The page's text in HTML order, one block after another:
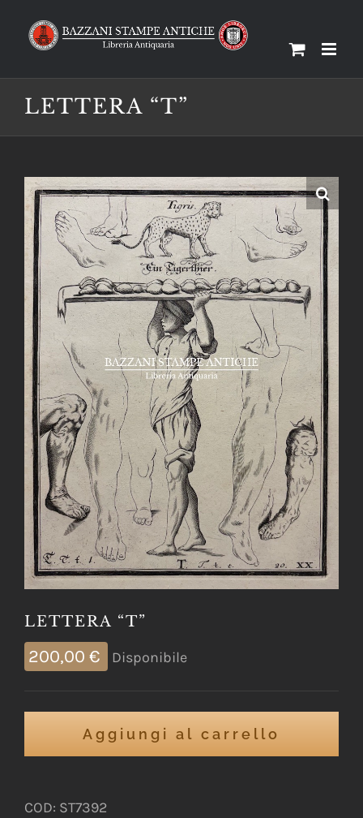
LETTERA “T”
LETTERA “T”
200,00 € Disponibile
Aggiungi al carrello
COD: ST7392